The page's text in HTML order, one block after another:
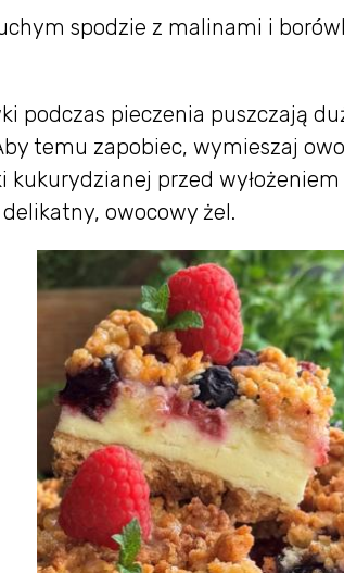
spodzie z malinami i
podczas pieczenia puszczają
temu zapobiec, wymieszaj
przed
owocowy żel.